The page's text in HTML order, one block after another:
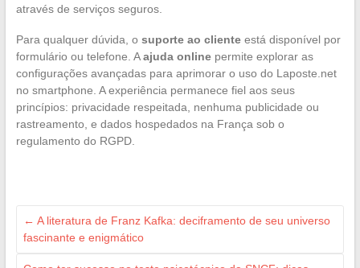
através de serviços seguros.
Para qualquer dúvida, o suporte ao clienteestá disponível por
formulário ou telefone. Aajuda onlinepermite explorar as
configurações avançadas para aprimorar o uso do Laposte.net
no smartphone. A experiência permanece fiel aos seus
princípios: privacidade respeitada, nenhuma publicidade ou
rastreamento, e dados hospedados na França sob o
regulamento do RGPD.
← A literatura de Franz Kafka: deciframento de seu universo
fascinante e enigmático